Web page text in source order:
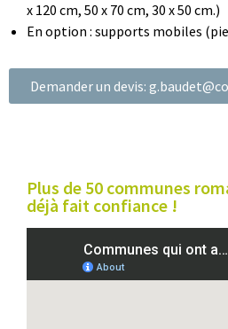
x 120 cm, 50 x 70 cm, 30 x 50 cm.)
En option : supports mobiles
Demander un devis:
Plus de 50 communes
déjà fait confiance !